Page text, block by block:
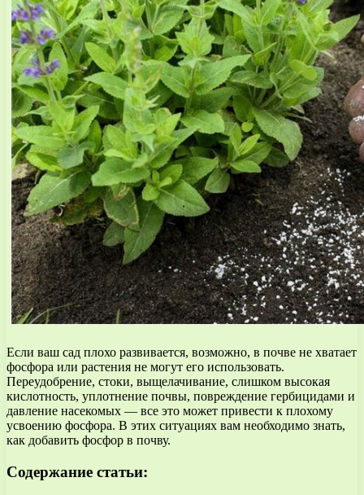
Если ваш сад плохо развивается, возможно, в почве не хватает
фосфора или растения не могут его использовать.
Переудобрение, стоки, выщелачивание, слишком высокая
кислотность, уплотнение почвы, повреждение гербицидами и
давление насекомых — все это может привести к плохому
усвоению фосфора. В этих ситуациях вам необходимо знать,
как добавить фосфор в почву.
Содержание статьи: